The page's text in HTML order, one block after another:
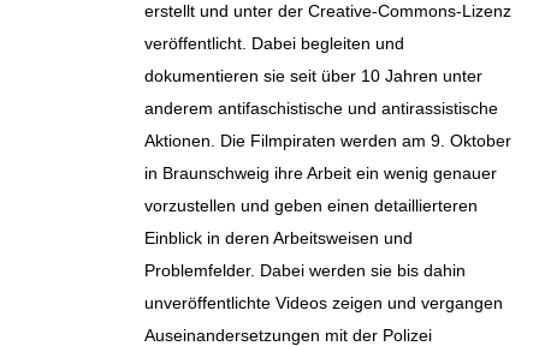
erstellt und unter der Creative-Commons-Lizenz
veröffentlicht. Dabei begleiten und
dokumentieren sie seit über 10 Jahren unter
anderem antifaschistische und antirassistische
Aktionen. Die Filmpiraten werden am 9. Oktober
in Braunschweig ihre Arbeit ein wenig genauer
vorzustellen und geben einen detaillierteren
Einblick in deren Arbeitsweisen und
Problemfelder. Dabei werden sie bis dahin
unveröffentlichte Videos zeigen und vergangen
Auseinandersetzungen mit der Polizei